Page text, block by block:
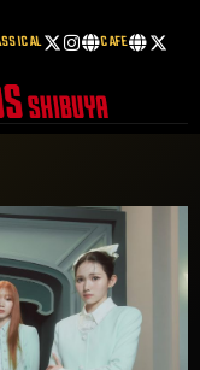
CAFE